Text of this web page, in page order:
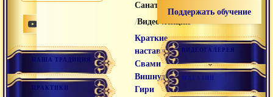
НАША ТРАДИЦИЯ
ПРАКТИКИ
Санатана Дхармы
/Видео лекции/
Краткие
наставления
Свами
Вишнудевананда
Гири
Поддержать обучение
ВИДЕОГАЛЕРЕЯ
МАГАЗИН